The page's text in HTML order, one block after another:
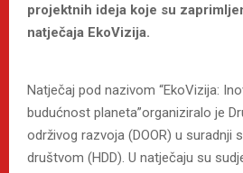
projektnih ideja koje su
natječaja EkoVizija.
Natječaj pod nazivom “EkoVizija:
budućnost planeta”organiziralo je
održivog razvoja (DOOR) u suradnji
društvom (HDD). U natječaju su